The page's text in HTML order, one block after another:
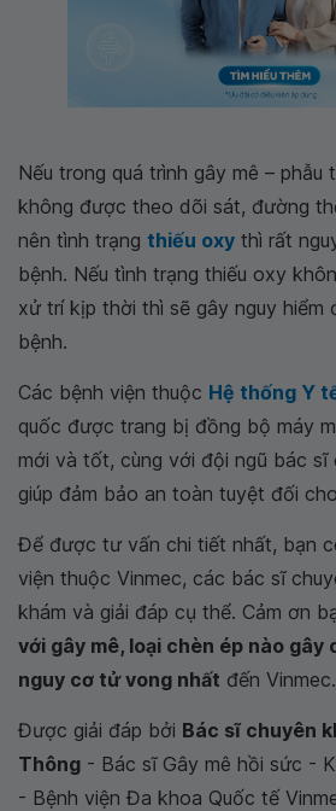
Nếu trong quá trình gây mê – phẫu
không được theo dõi sát, đường
nên tình trạng thiếu oxy thì rất
bệnh. Nếu tình trạng thiếu oxy
xử trí kịp thời thì sẽ gây nguy hiểm
bệnh.
Các bệnh viện thuộc Hệ thống Y
quốc được trang bị đồng bộ máy
mới và tốt, cùng với đội ngũ bác sĩ
giúp đảm bảo an toàn tuyệt đối
Để được tư vấn chi tiết nhất, bạn
viện thuộc Vinmec, các bác sĩ
khám và giải đáp cụ thể. Cảm ơn
với gây mê, loại chèn ép nào gây
nguy cơ tử vong nhất đến Vinmec.
Được giải đáp bởi Bác sĩ chuyên
Thông - Bác sĩ Gây mê hồi sức -
- Bệnh viện Đa khoa Quốc tế